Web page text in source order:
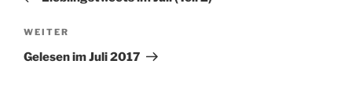
Nächster
Beitrag
WEITER
Gelesen im Juli 2017